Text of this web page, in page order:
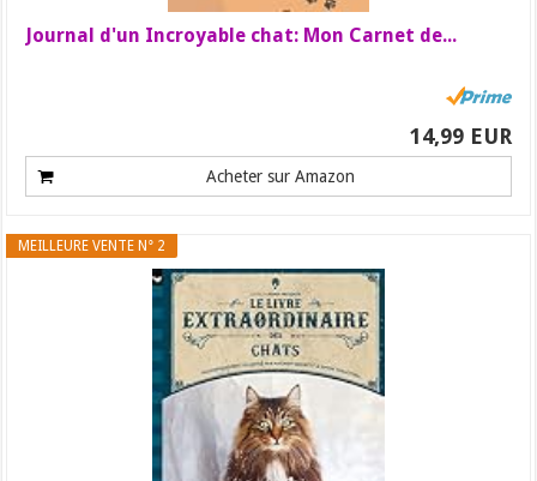
Journal d'un Incroyable chat: Mon Carnet de...
14,99 EUR
Acheter sur Amazon
MEILLEURE VENTE N° 2